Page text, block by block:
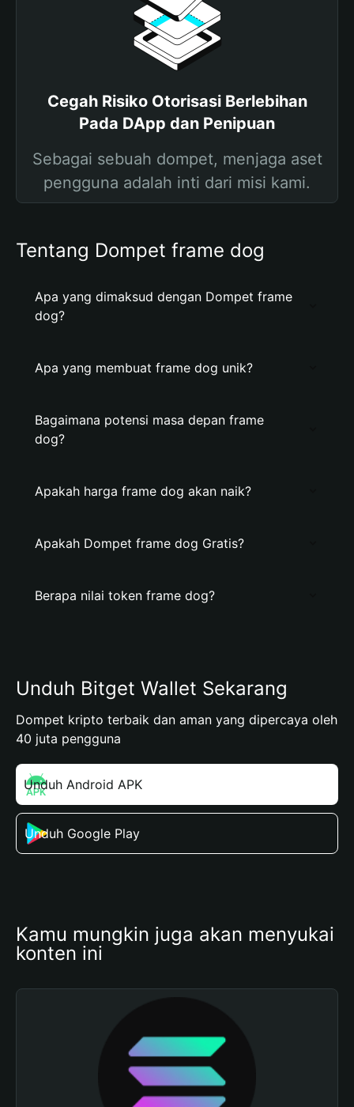
Cegah Risiko Otorisasi Berlebihan
Pada DApp dan Penipuan
Sebagai sebuah dompet, menjaga aset
pengguna adalah inti dari misi kami.
Tentang Dompet frame dog
Apa yang dimaksud dengan Dompet frame
dog?
Apa yang membuat frame dog unik?
Bagaimana potensi masa depan frame
dog?
Apakah harga frame dog akan naik?
Apakah Dompet frame dog Gratis?
Berapa nilai token frame dog?
Unduh Bitget Wallet Sekarang
Dompet kripto terbaik dan aman yang dipercaya oleh
40 juta pengguna
Unduh Android APK
Unduh Google Play
Kamu mungkin juga akan menyukai
konten ini